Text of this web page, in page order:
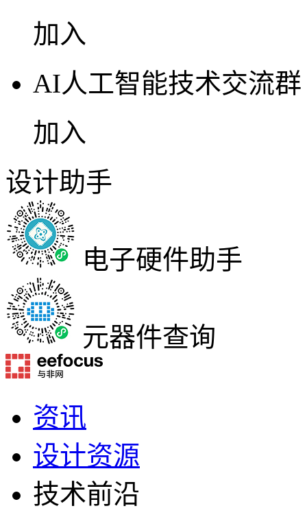
加入
AI人工智能技术交流群
加入
设计助手
电子硬件助手
元器件查询
资讯
设计资源
技术前沿